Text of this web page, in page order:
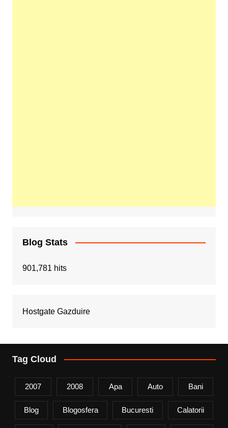
Blog Stats
901,781 hits
Hostgate Gazduire
Tag Cloud
2007 2008 Apa Auto Bani
Blog Blogosfera Bucuresti Calatorii